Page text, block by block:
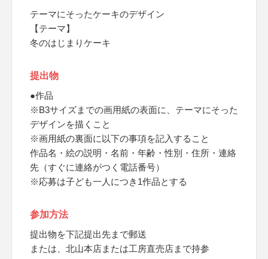
テーマにそったケーキのデザイン
【テーマ】
冬のはじまりケーキ
提出物
●作品
※B3サイズまでの画用紙の表面に、テーマにそった
デザインを描くこと
※画用紙の裏面に以下の事項を記入すること
作品名・絵の説明・名前・年齢・性別・住所・連絡
先（すぐに連絡がつく電話番号）
※応募は子ども一人につき1作品とする
参加方法
提出物を下記提出先まで郵送
または、北山本店または工房直売店まで持参